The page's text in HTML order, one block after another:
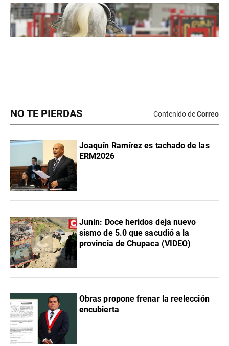
NO TE PIERDAS Contenido deCorreo
Joaquín Ramírez es tachado de las
ERM2026
Junín: Doce heridos deja nuevo
sismo de 5.0 que sacudió a la
provincia de Chupaca (VIDEO)
Obras propone frenar la reelección
encubierta